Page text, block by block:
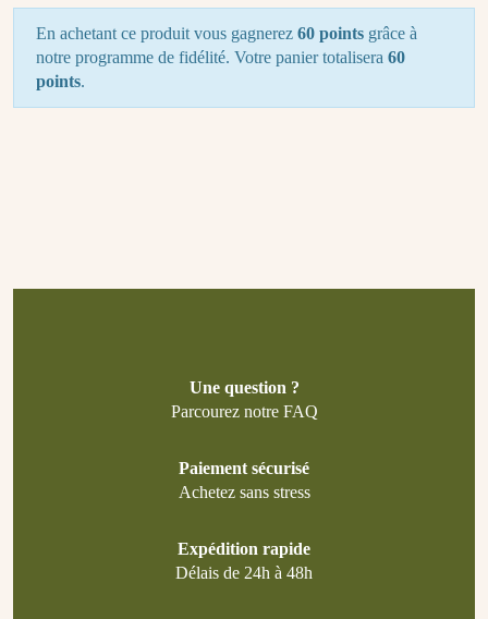
En achetant ce produit vous gagnerez 60 points grâce à
notre programme de fidélité. Votre panier totalisera 60
points.
Une question ?
Parcourez notre FAQ
Paiement sécurisé
Achetez sans stress
Expédition rapide
Délais de 24h à 48h